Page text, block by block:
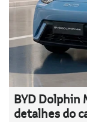
BYD Dolphin
detalhes do